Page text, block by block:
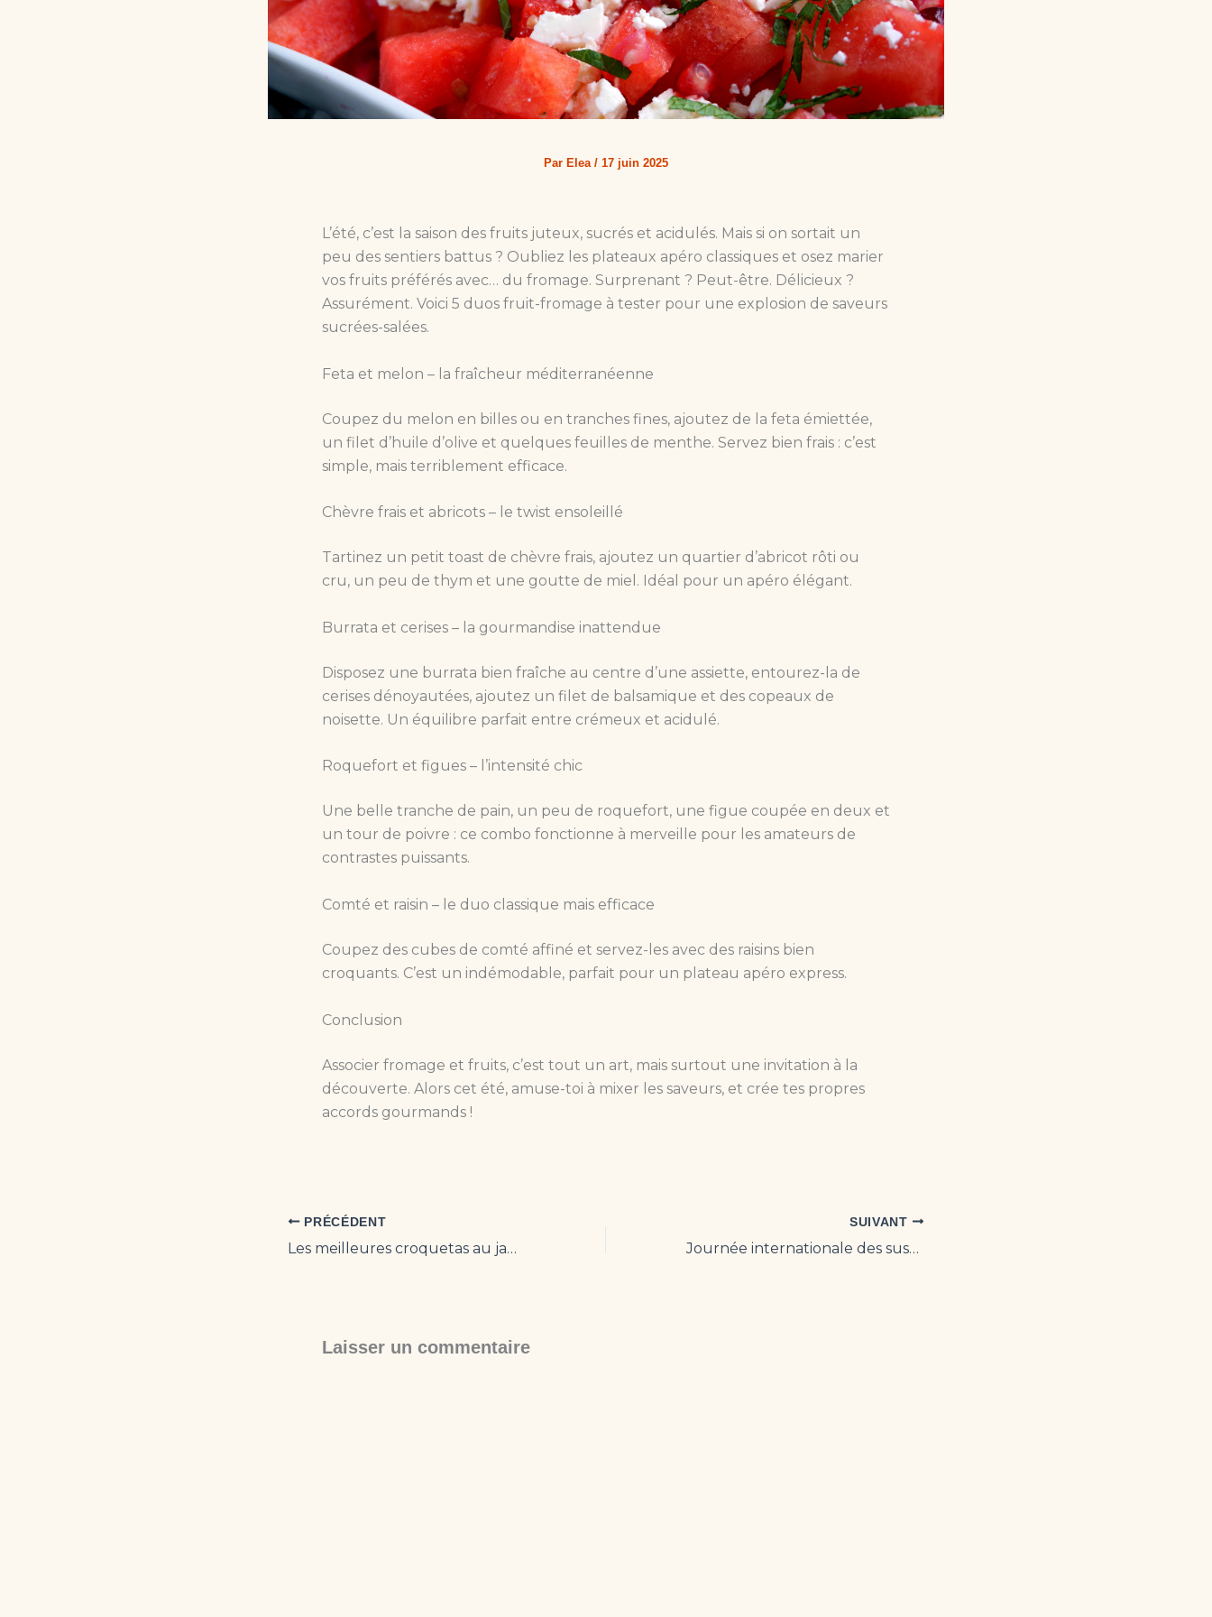
Par Elea / 17 juin 2025
L’été, c’est la saison des fruits juteux, sucrés et acidulés. Mais si on sortait un
peu des sentiers battus ? Oubliez les plateaux apéro classiques et osez marier
vos fruits préférés avec… du fromage. Surprenant ? Peut-être. Délicieux ?
Assurément. Voici 5 duos fruit-fromage à tester pour une explosion de saveurs
sucrées-salées.
Feta et melon – la fraîcheur méditerranéenne
Coupez du melon en billes ou en tranches fines, ajoutez de la feta émiettée,
un filet d’huile d’olive et quelques feuilles de menthe. Servez bien frais : c’est
simple, mais terriblement efficace.
Chèvre frais et abricots – le twist ensoleillé
Tartinez un petit toast de chèvre frais, ajoutez un quartier d’abricot rôti ou
cru, un peu de thym et une goutte de miel. Idéal pour un apéro élégant.
Burrata et cerises – la gourmandise inattendue
Disposez une burrata bien fraîche au centre d’une assiette, entourez-la de
cerises dénoyautées, ajoutez un filet de balsamique et des copeaux de
noisette. Un équilibre parfait entre crémeux et acidulé.
Roquefort et figues – l’intensité chic
Une belle tranche de pain, un peu de roquefort, une figue coupée en deux et
un tour de poivre : ce combo fonctionne à merveille pour les amateurs de
contrastes puissants.
Comté et raisin – le duo classique mais efficace
Coupez des cubes de comté affiné et servez-les avec des raisins bien
croquants. C’est un indémodable, parfait pour un plateau apéro express.
Conclusion
Associer fromage et fruits, c’est tout un art, mais surtout une invitation à la
découverte. Alors cet été, amuse-toi à mixer les saveurs, et crée tes propres
accords gourmands !
PRÉCÉDENT
Les meilleures croquetas au jambon ibérique !
SUIVANT
Journée internationale des sushis : une ode à l’art culinaire japonais
Laisser un commentaire